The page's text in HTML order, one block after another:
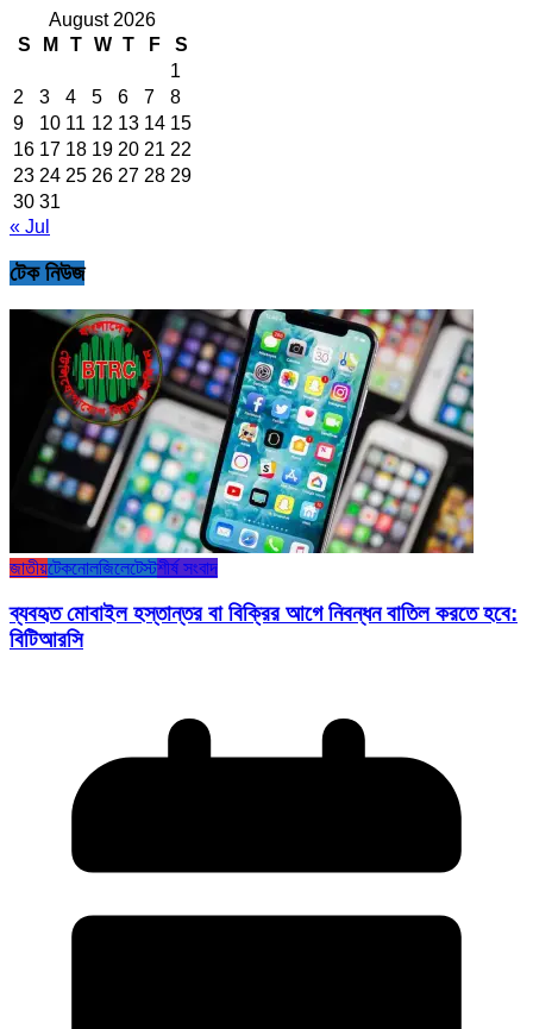
August 2026
S
M T W T F
S
1
2
3 4 5 6 7
8
9
10 11 12 13 14 15
16 17 18 19 20 21 22
23 24 25 26 27 28 29
30 31
« Jul
টেক নিউজ
জাতীয়টেকনোলজিলেটেস্টশীর্ষ সংবাদ
ব্যবহৃত মোবাইল হস্তান্তর বা বিক্রির আগে নিবন্ধন বাতিল করতে হবে:
বিটিআরসি